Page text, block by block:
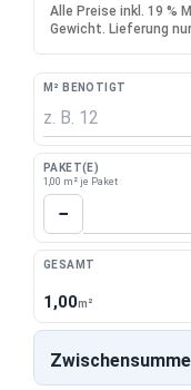
Alle Preise inkl. 19 %
Gewicht. Lieferung
M² BENÖTIGT
PAKET(E)
1,00 m² je Paket
Produkt
−
GESAMT
1,00m²
Zwischensumme